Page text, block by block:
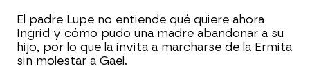
El padre Lupe no entiende qué quiere ahora
Ingrid y cómo pudo una madre abandonar a su
hijo, por lo que la invita a marcharse de la Ermita
sin molestar a Gael.